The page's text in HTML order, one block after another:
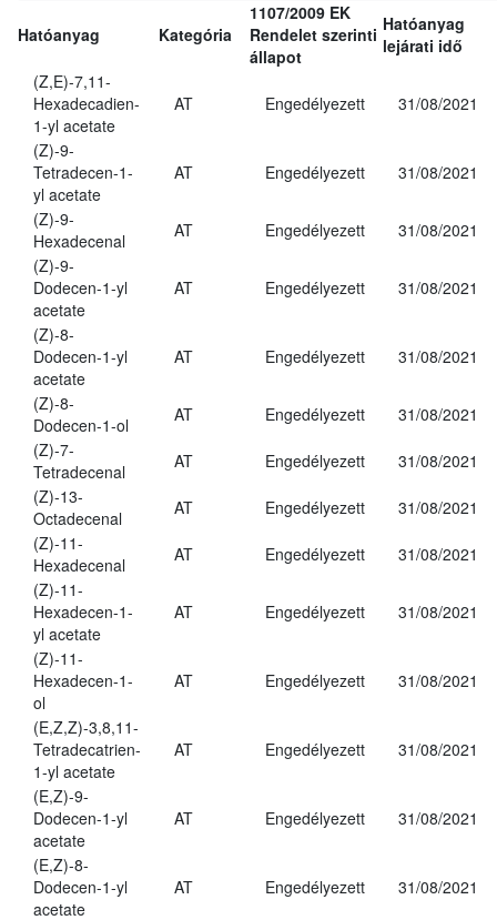
Hatóanyag Kategória
1107/2009 EK
Rendelet szerinti
állapot
Hatóanyag
lejárati idő
(Z,E)-7,11-
Hexadecadien-
1-yl acetate
AT Engedélyezett 31/08/2021
(Z)-9-
Tetradecen-1-
yl acetate
AT Engedélyezett 31/08/2021
(Z)-9-
Hexadecenal
AT Engedélyezett
31/08/2021
(Z)-9-
Dodecen-1-yl
acetate
AT Engedélyezett 31/08/2021
(Z)-8-
Dodecen-1-yl
acetate
AT Engedélyezett 31/08/2021
(Z)-8-
Dodecen-1-ol
AT Engedélyezett
31/08/2021
(Z)-7-
Tetradecenal
AT Engedélyezett
31/08/2021
(Z)-13-
Octadecenal
AT Engedélyezett
31/08/2021
(Z)-11-
Hexadecenal
AT Engedélyezett
31/08/2021
(Z)-11-
Hexadecen-1-
yl acetate
AT Engedélyezett 31/08/2021
(Z)-11-
Hexadecen-1-
ol
AT Engedélyezett 31/08/2021
(E,Z,Z)-3,8,11-
Tetradecatrien-
1-yl acetate
AT Engedélyezett 31/08/2021
(E,Z)-9-
Dodecen-1-yl
acetate
AT Engedélyezett 31/08/2021
(E,Z)-8-
Dodecen-1-yl
acetate
AT Engedélyezett 31/08/2021